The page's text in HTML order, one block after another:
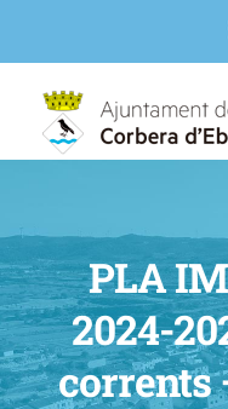
to
content
PLA
2024-
corrents